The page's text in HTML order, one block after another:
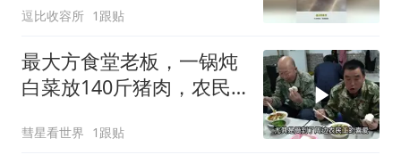
逗比收容所 1跟贴
最大方食堂老板，一锅炖
白菜放140斤猪肉，农民
彗星看世界 1跟贴